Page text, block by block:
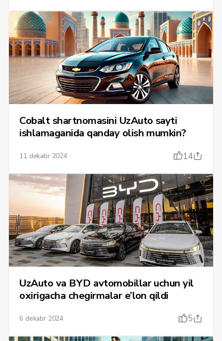
Cobalt shartnomasini UzAuto sayti
ishlamaganida qanday olish mumkin?
11 dekabr 2024 14
UzAuto va BYD avtomobillar uchun yil
oxirigacha chegirmalar e’lon qildi
6 dekabr 2024 5